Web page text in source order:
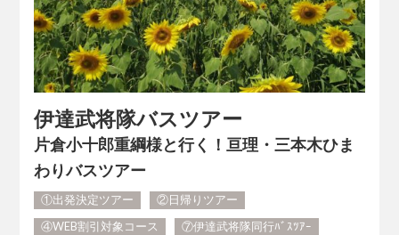
伊達武将隊バスツアー
片倉小十郎重綱様と行く！亘理・三本木ひま
わりバスツアー
①出発決定ツアー
②日帰りツアー
④WEB割引対象コース
⑦伊達武将隊同行ﾊﾞｽﾂｱｰ